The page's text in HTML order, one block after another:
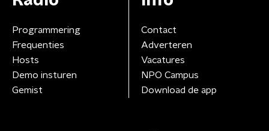
Programmering
Frequenties
Hosts
Demo insturen
Gemist
Contact
Adverteren
Vacatures
NPO Campus
Download de app